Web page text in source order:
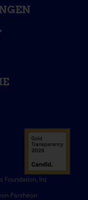
Foundation, Inc
Pantheon